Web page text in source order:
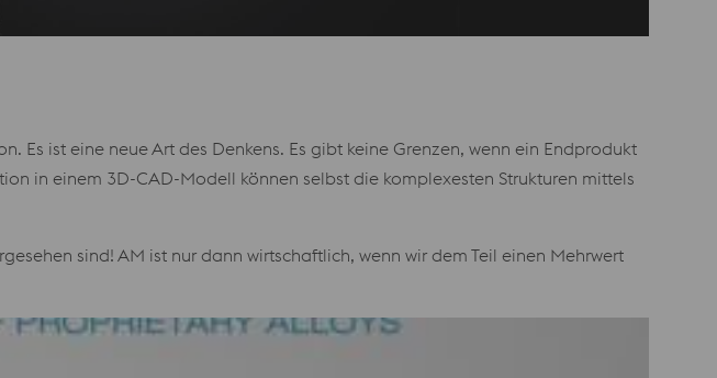
ist eine neue Art des Denkens. Es gibt keine Grenzen, wenn ein Endprodukt
in einem 3D-CAD-Modell können selbst die komplexesten Strukturen mittels
sind! AM ist nur dann wirtschaftlich, wenn wir dem Teil einen Mehrwert